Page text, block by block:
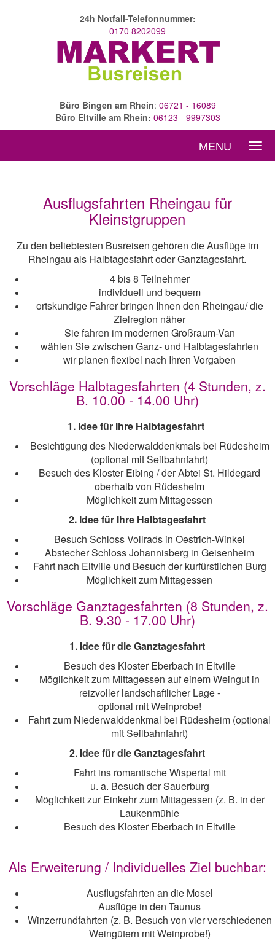
24h Notfall-Telefonnummer:
0170 8202099
Büro Bingen am Rhein: 06721 - 16089
Büro Eltville am Rhein: 06123 - 9997303
MENU
Ausflugsfahrten Rheingau für
Kleinstgruppen
Zu den beliebtesten Busreisen gehören die Ausflüge im
Rheingau als Halbtagesfahrt oder Ganztagesfahrt.
4 bis 8 Teilnehmer
individuell und bequem
ortskundige Fahrer bringen Ihnen den Rheingau/ die
Zielregion näher
Sie fahren im modernen Großraum-Van
wählen Sie zwischen Ganz- und Halbtagesfahrten
wir planen flexibel nach Ihren Vorgaben
Vorschläge Halbtagesfahrten (4 Stunden, z.
B. 10.00 - 14.00 Uhr)
1. Idee für Ihre Halbtagesfahrt
Besichtigung des Niederwalddenkmals bei Rüdesheim
(optional mit Seilbahnfahrt)
Besuch des Kloster Eibing / der Abtei St. Hildegard
oberhalb von Rüdesheim
Möglichkeit zum Mittagessen
2. Idee für Ihre Halbtagesfahrt
Besuch Schloss Vollrads in Oestrich-Winkel
Abstecher Schloss Johannisberg in Geisenheim
Fahrt nach Eltville und Besuch der kurfürstlichen Burg
Möglichkeit zum Mittagessen
Vorschläge Ganztagesfahrten (8 Stunden, z.
B. 9.30 - 17.00 Uhr)
1. Idee für die Ganztagesfahrt
Besuch des Kloster Eberbach in Eltville
Möglichkeit zum Mittagessen auf einem Weingut in
reizvoller landschaftlicher Lage -
optional mit Weinprobe!
Fahrt zum Niederwalddenkmal bei Rüdesheim (optional
mit Seilbahnfahrt)
2. Idee für die Ganztagesfahrt
Fahrt ins romantische Wispertal mit
u. a. Besuch der Sauerburg
Möglichkeit zur Einkehr zum Mittagessen (z. B. in der
Laukenmühle
Besuch des Kloster Eberbach in Eltville
Als Erweiterung / Individuelles Ziel buchbar:
Ausflugsfahrten an die Mosel
Ausflüge in den Taunus
Winzerrundfahrten (z. B. Besuch von vier verschiedenen
Weingütern mit Weinprobe!)